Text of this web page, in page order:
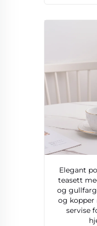
Elegant
teasett
og
og kopper
servise